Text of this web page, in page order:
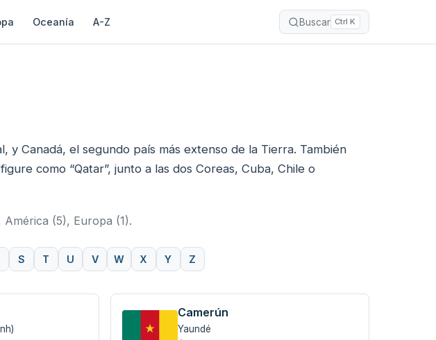
Oceanía A-Z Buscar Ctrl K
y Canadá, el segundo país más extenso de la Tierra. También
como “Qatar”, junto a las dos Coreas, Cuba, Chile o
(5), Europa (1).
S T U V W X Y Z
Camerún
Yaundé